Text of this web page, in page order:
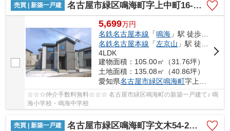
売買 | 新築一戸建 名古屋市緑区鳴海町字上中町16-7【仲介手数料無料】新築一戸建て 3号棟
5,699万円
名鉄名古屋本線 「鳴海 」駅 徒歩8分
名鉄名古屋本線 「左京山 」駅 徒歩16分
4LDK
建物面積：105.00㎡（31.76坪）
土地面積：135.08㎡（40.86坪）
愛知県名古屋市緑区鳴海町字上中町16-7
☆☆☆仲介手数料無料☆☆☆ 名古屋市緑区鳴海町の新築一戸建て♪ 鳴
海小学校・鳴海中学校
売買 | 新築一戸建 名古屋市緑区鳴海町字文木54-2【仲介手数料無料】新築一戸建て 1号棟